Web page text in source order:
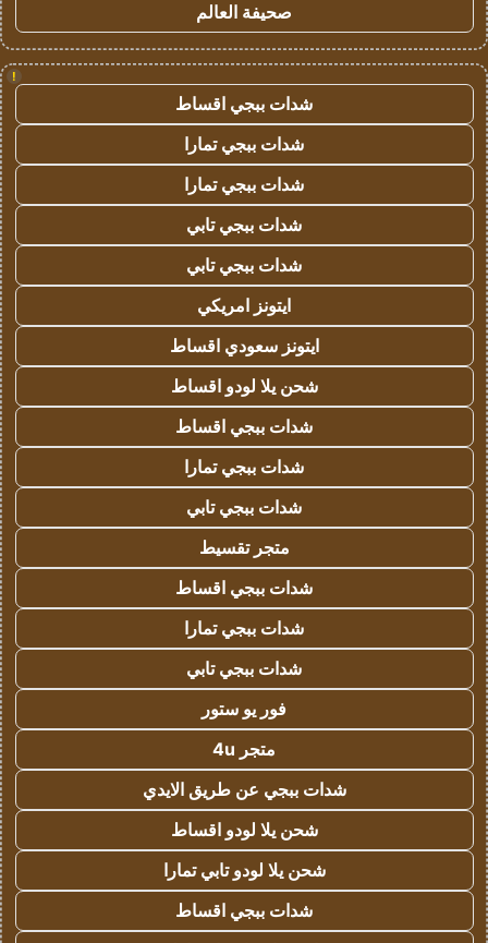
صحيفة العالم
!
شدات ببجي اقساط
شدات ببجي تمارا
شدات ببجي تمارا
شدات ببجي تابي
شدات ببجي تابي
ايتونز امريكي
ايتونز سعودي اقساط
شحن يلا لودو اقساط
شدات ببجي اقساط
شدات ببجي تمارا
شدات ببجي تابي
متجر تقسيط
شدات ببجي اقساط
شدات ببجي تمارا
شدات ببجي تابي
فور يو ستور
متجر 4u
شدات ببجي عن طريق الايدي
شحن يلا لودو اقساط
شحن يلا لودو تابي تمارا
شدات ببجي اقساط